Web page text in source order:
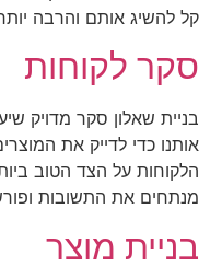
קל להשיג אותם והרבה
סקר לקוחות
בניית שאלון סקר מדויק
אותנו כדי לדייק את
הלקוחות על הצד הטוב
מנתחים את התשובות
בניית מוצר